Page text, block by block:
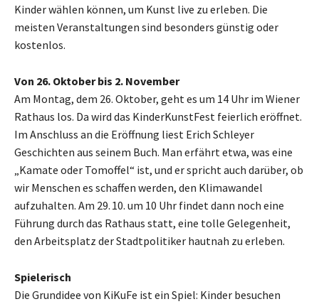
Kinder wählen können, um Kunst live zu erleben. Die
meisten Veranstaltungen sind besonders günstig oder
kostenlos.
Von 26. Oktober bis 2. November
Am Montag, dem 26. Oktober, geht es um 14 Uhr im Wiener
Rathaus los. Da wird das KinderKunstFest feierlich eröffnet.
Im Anschluss an die Eröffnung liest Erich Schleyer
Geschichten aus seinem Buch. Man erfährt etwa, was eine
„Kamate oder ­Tomoffel“ ist, und er spricht auch darüber, ob
wir Menschen es schaffen werden, den Klimawandel
aufzuhalten. Am 29. 10. um 10 Uhr findet dann noch eine
Führung durch das Rathaus statt, eine tolle Gelegenheit,
den Arbeitsplatz der Stadtpolitiker hautnah zu erleben.
Spielerisch
Die Grundidee von KiKuFe ist ein Spiel: Kinder besuchen